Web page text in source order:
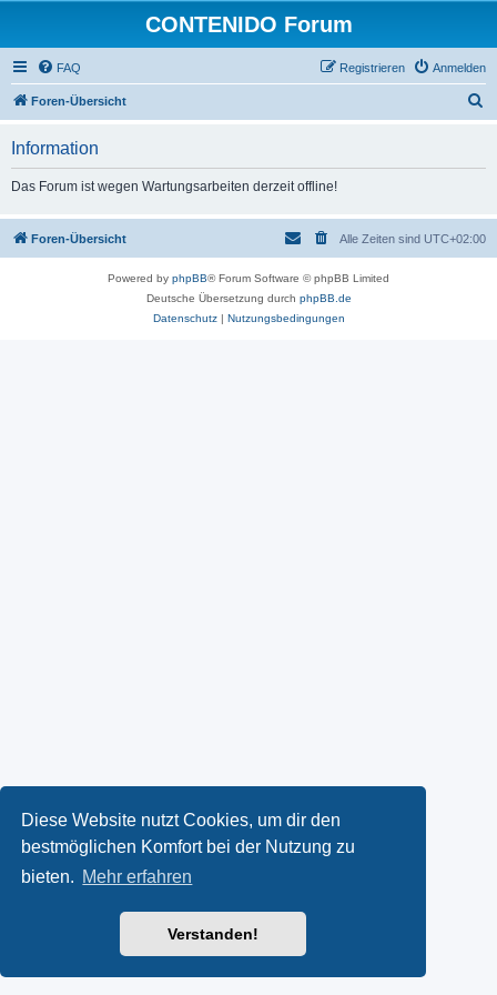
Diese Website nutzt Cookies, um dir den
bestmöglichen Komfort bei der Nutzung zu
bieten. Mehr erfahren
Verstanden!
CONTENIDO Forum
FAQ Anmelden
Registrieren
Foren-Übersicht
Information
Das Forum ist wegen Wartungsarbeiten derzeit offline!
Foren-Übersicht Alle Zeiten sind UTC+02:00
Powered by phpBB® Forum Software © phpBB Limited
Deutsche Übersetzung durch phpBB.de
Datenschutz| Nutzungsbedingungen